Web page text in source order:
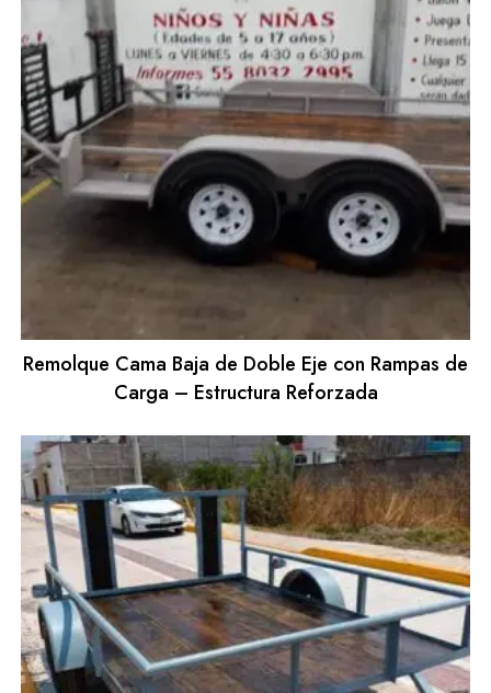
Remolque Cama Baja de Doble Eje con Rampas de
Carga – Estructura Reforzada